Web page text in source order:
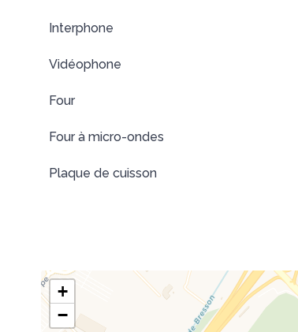
Interphone
Vidéophone
Four
Four à micro-ondes
Plaque de cuisson
+
−